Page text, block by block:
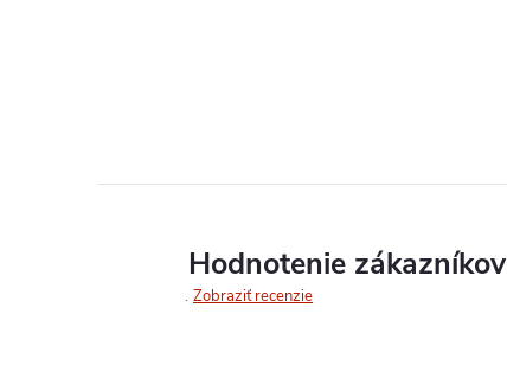
Hodnotenie zákazníkov
Zobraziť recenzie